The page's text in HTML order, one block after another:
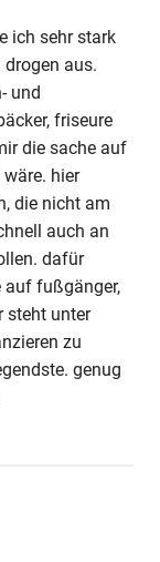
ich sehr stark
aus.
und
friseure
die sache auf
hier
die nicht am
auch an
dafür
auf fußgänger,
steht unter
zu
genug